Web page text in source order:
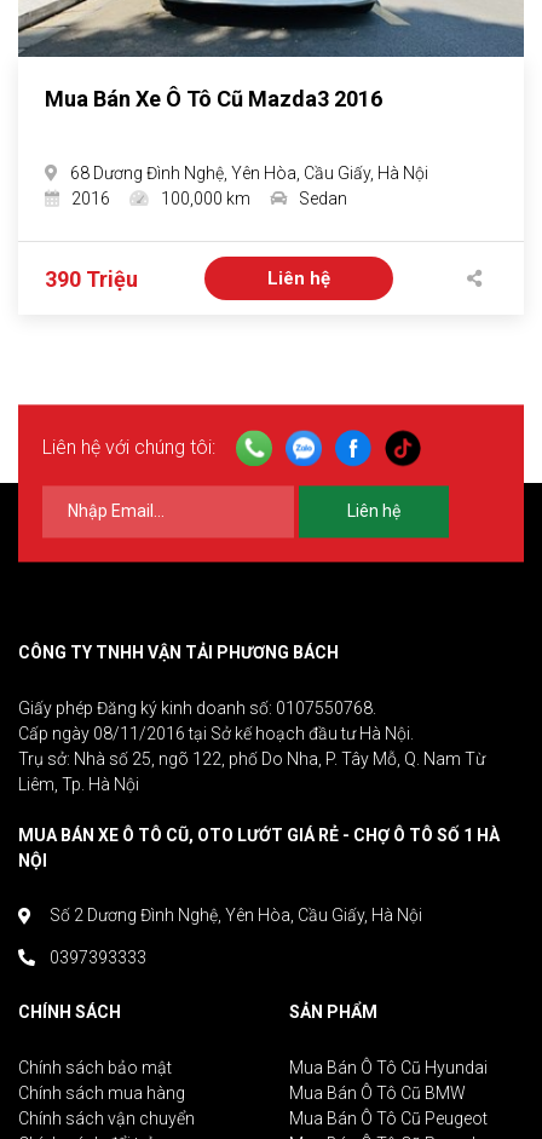
Mua Bán Xe Ô Tô Cũ Mazda3 2016
68 Dương Đình Nghệ, Yên Hòa, Cầu Giấy, Hà Nội
2016
100,000 km Sedan
390 Triệu Liên hệ
Liên hệ với chúng tôi:
Liên hệ
CÔNG TY TNHH VẬN TẢI PHƯƠNG BÁCH
Giấy phép Đăng ký kinh doanh số: 0107550768.
Cấp ngày 08/11/2016 tại Sở kế hoạch đầu tư Hà Nội.
Trụ sở: Nhà số 25, ngõ 122, phố Do Nha, P. Tây Mỗ, Q. Nam Từ
Liêm, Tp. Hà Nội
MUA BÁN XE Ô TÔ CŨ, OTO LƯỚT GIÁ RẺ - CHỢ Ô TÔ SỐ 1 HÀ
NỘI
Số 2 Dương Đình Nghệ, Yên Hòa, Cầu Giấy, Hà Nội
0397393333
CHÍNH SÁCH
Chính sách bảo mật
Chính sách mua hàng
Chính sách vận chuyển
SẢN PHẨM
Mua Bán Ô Tô Cũ Hyundai
Mua Bán Ô Tô Cũ BMW
Mua Bán Ô Tô Cũ Peugeot